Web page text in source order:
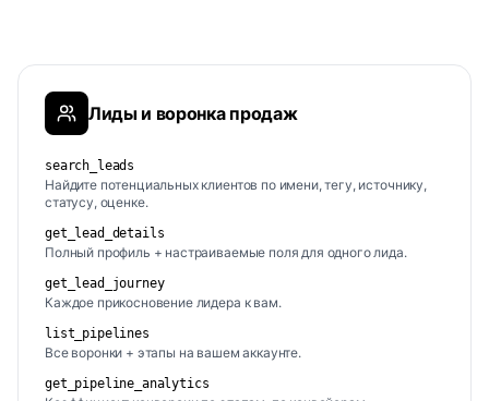
Лиды и воронка продаж
search_leads
Найдите потенциальных клиентов по имени, тегу, источнику,
статусу, оценке.
get_lead_details
Полный профиль + настраиваемые поля для одного лида.
get_lead_journey
Каждое прикосновение лидера к вам.
list_pipelines
Все воронки + этапы на вашем аккаунте.
get_pipeline_analytics